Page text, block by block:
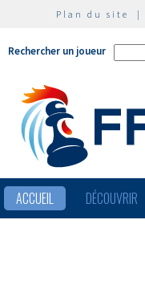
Plan du site |
Rechercher un joueur
ACCUEIL DÉCOUVRIR